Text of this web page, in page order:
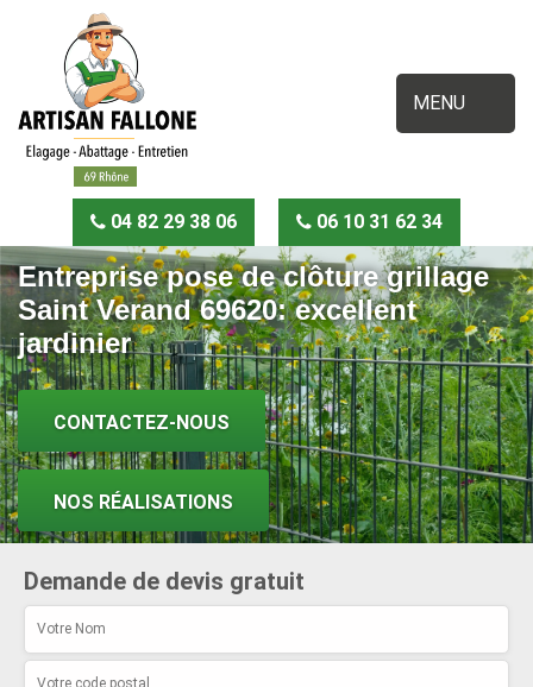
MENU
04 82 29 38 06 06 10 31 62 34
Entreprise pose de clôture grillage
Saint Verand 69620: excellent
jardinier
CONTACTEZ-NOUS
NOS RÉALISATIONS
Demande de devis gratuit